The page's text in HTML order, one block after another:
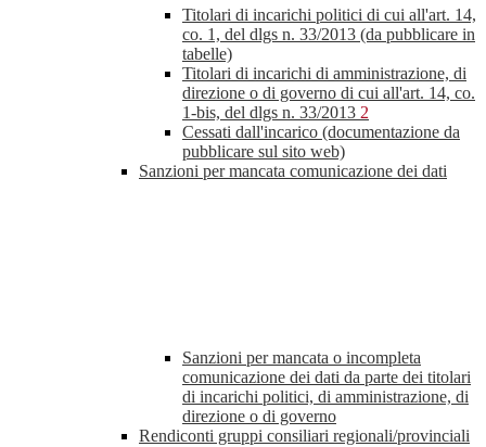
Titolari di incarichi politici di cui all'art. 14,
co. 1, del dlgs n. 33/2013 (da pubblicare in
tabelle)
Titolari di incarichi di amministrazione, di
direzione o di governo di cui all'art. 14, co.
1-bis, del dlgs n. 33/2013 2
Cessati dall'incarico (documentazione da
pubblicare sul sito web)
Sanzioni per mancata comunicazione dei dati
Sanzioni per mancata o incompleta
comunicazione dei dati da parte dei titolari
di incarichi politici, di amministrazione, di
direzione o di governo
Rendiconti gruppi consiliari regionali/provinciali